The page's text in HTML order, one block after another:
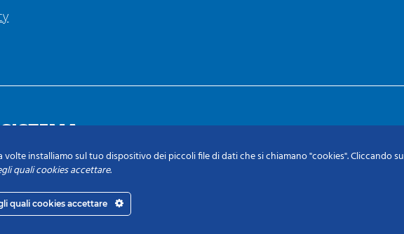
installiamo sul tuo dispositivo dei piccoli file di dati che si chiamano "cookies". Cliccando su
quali cookies accettare.
quali cookies accettare